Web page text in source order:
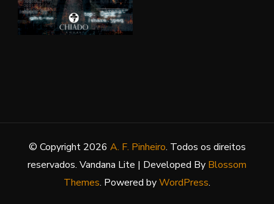
© Copyright 2026 A. F. Pinheiro. Todos os direitos
reservados. Vandana Lite | Developed By Blossom
Themes. Powered byWordPress.